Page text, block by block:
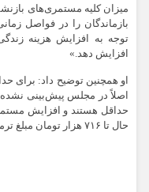
میزان کلیه مستمری‌های
بازماندگان را در فواصل
توجه به افزایش هزینه
افزایش دهد.»
اصلاً در مجلس پیش‌بینی نشده
حال تا ۷۱۶ هزار تومان مبلغ ترمیم می‌شود.